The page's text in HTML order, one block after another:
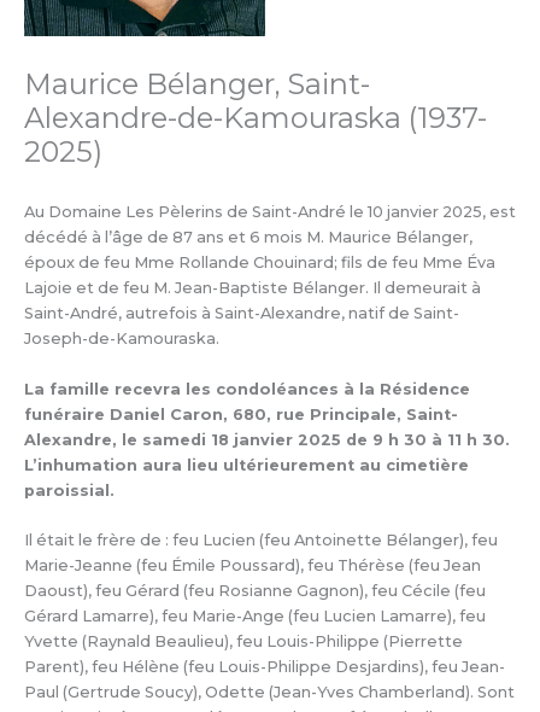
Maurice Bélanger, Saint-
Alexandre-de-Kamouraska (1937-
2025)
Au Domaine Les Pèlerins de Saint-André le 10 janvier 2025, est
décédé à l’âge de 87 ans et 6 mois M. Maurice Bélanger,
époux de feu Mme Rollande Chouinard; fils de feu Mme Éva
Lajoie et de feu M. Jean-Baptiste Bélanger. Il demeurait à
Saint-André, autrefois à Saint-Alexandre, natif de Saint-
Joseph-de-Kamouraska.
La famille recevra les condoléances à la Résidence
funéraire Daniel Caron, 680, rue Principale, Saint-
Alexandre, le samedi 18 janvier 2025 de 9 h 30 à 11 h 30.
L’inhumation aura lieu ultérieurement au cimetière
paroissial.
Il était le frère de : feu Lucien (feu Antoinette Bélanger), feu
Marie-Jeanne (feu Émile Poussard), feu Thérèse (feu Jean
Daoust), feu Gérard (feu Rosianne Gagnon), feu Cécile (feu
Gérard Lamarre), feu Marie-Ange (feu Lucien Lamarre), feu
Yvette (Raynald Beaulieu), feu Louis-Philippe (Pierrette
Parent), feu Hélène (feu Louis-Philippe Desjardins), feu Jean-
Paul (Gertrude Soucy), Odette (Jean-Yves Chamberland). Sont